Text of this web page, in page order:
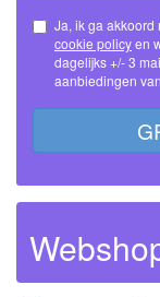
Ja, ik ga akkoord
cookie policy
dagelijks +/- 3 mails van Spaar4Cash
aanbiedingen